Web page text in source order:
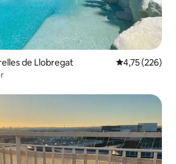
de Llobregat Gemiddelde
4,75 (226)